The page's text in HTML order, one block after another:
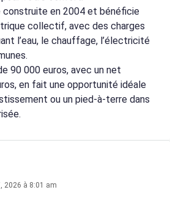
construite en 2004 et bénéficie
collectif, avec des charges
l’eau, le chauffage, l’électricité
90 000 euros, avec un net
en fait une opportunité idéale
ou un pied-à-terre dans
2026 à 8:01 am